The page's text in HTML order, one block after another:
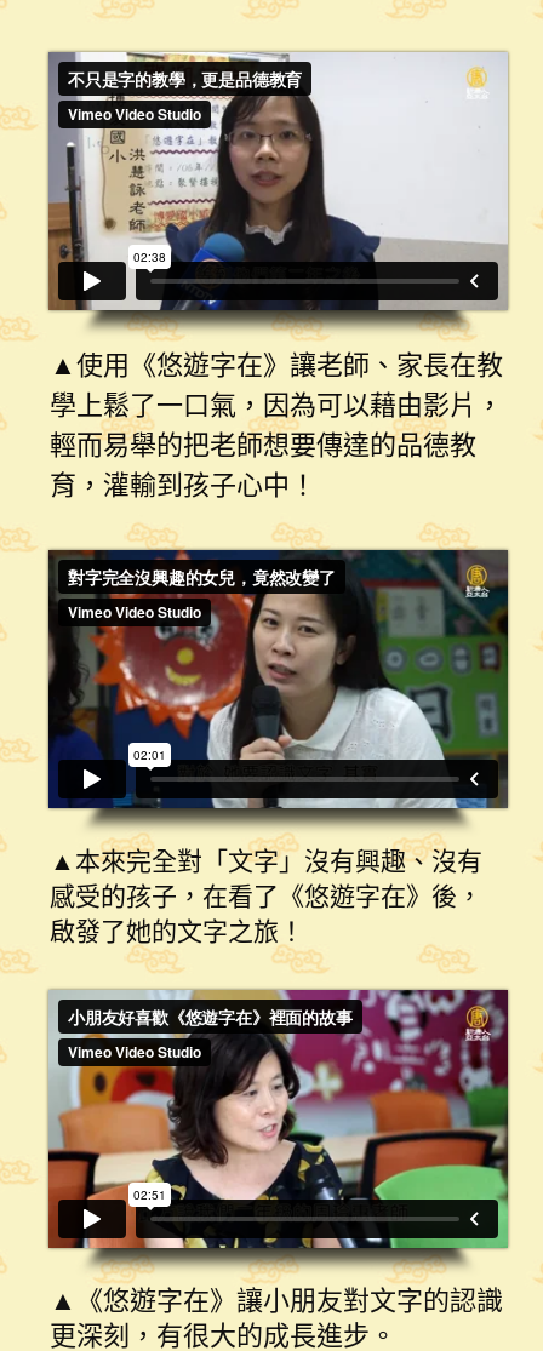
▲使用《悠遊字在》讓老師、家長在教
學上鬆了一口氣，因為可以藉由影片，
輕而易舉的把老師想要傳達的品德教
育，灌輸到孩子心中！
▲本來完全對「文字」沒有興趣、沒有
感受的孩子，在看了《悠遊字在》後，
啟發了她的文字之旅！
▲《悠遊字在》讓小朋友對文字的認識
更深刻，有很大的成長進步。